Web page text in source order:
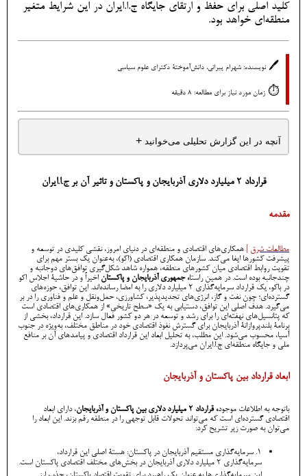
کلید اصلی برای حفظ و ارتقای جایگاه ج.ا.ایران در این شرایط متغیر
منطقه‌ای خواهد بود.
🖊️ نویسنده: شهرام پیرانی، دانش‌آموختۀ دکترای علوم سیاسی
⏱️ زمان مورد نیاز برای مطالعه: 8 دقیقه
آنچه در این گزارش تحلیلی می‌خوانید +
قرارداد 2 میلیارد دلاری آذربایجان و پاکستان و تاثیر آن بر ج.ا.ایران
مقدمه
مطالعات شرق
همکاری‌های اقتصادی و منطقه‌ای در دنیای امروز، نقشی کلیدی در توسعه و
پیشرفت کشورها ایفا می‌کند. سازمان همکاری اقتصادی (اکو)، به‌عنوان یک بستر مهم برای
تقویت روابط اقتصادی میان کشورهای منطقه، همواره شاهد شکل‌گیری توافق‌های دوجانبه و
چندجانبه بوده است. در همین راستا، جمهوری آذربایجان و پاکستان اخیراً و در حاشیۀ اجلاس اکو
در باکو، یک قرارداد سرمایه‌گذاری ۲ میلیارد دلاری را به امضا رسانده‌اند. این توافق، حوزه‌های
گسترده‌ای؛ چون نفت و گاز، انرژی‌های تجدیدپذیر، کشاورزی، حمل‌ونقل و علم ‌و فناوری را در بر
می‌گیرد. هدف اصلی این توافق، دستیابی به یک «سطح تاریخی» از همکاری‌های اقتصادی است
که پتانسیل‌های نهفته‌ای را برای رشد و توسعه در هر دو کشور فعال سازد. این قرارداد، بخشی از
برنامۀ بلندپروازانۀ آذربایجان برای گسترش نفوذ اقتصادی خود در مناطق مختلف، به‌ویژه در جنوب
آسیا، محسوب می‌شود. این مطلب، به تحلیل ابعاد این قرارداد اقتصادی و پیامدهای آن بر منافع
ملی و جایگاه منطقه‌ای ج.ا.ایران می‌پردازد.
ابعاد قرارداد بین پاکستان و آذربایجان
باتوجه ‌به اطلاعات موجود، قرارداد 2 میلیارد دلاری بین پاکستان و آذربایجان
، دارای ابعاد
اقتصادی گسترده‌ای است که می‌تواند تحولات قابل توجهی را در منطقه رقم بزند. این ابعاد را
می‌توان به صورت زیر تشریح کرد:
1. سرمایه‌گذاری مستقیم آذربایجان در پاکستان: هستۀ اصلی این قرارداد،
سرمایه‌گذاری 2 میلیارد دلاری آذربایجان در بخش‌های مختلف اقتصادی پاکستان است.